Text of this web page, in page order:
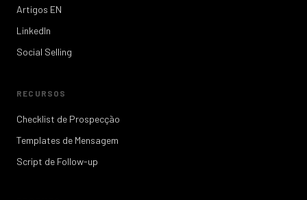
Artigos EN
LinkedIn
Social Selling
RECURSOS
Checklist de Prospecção
Templates de Mensagem
Script de Follow-up